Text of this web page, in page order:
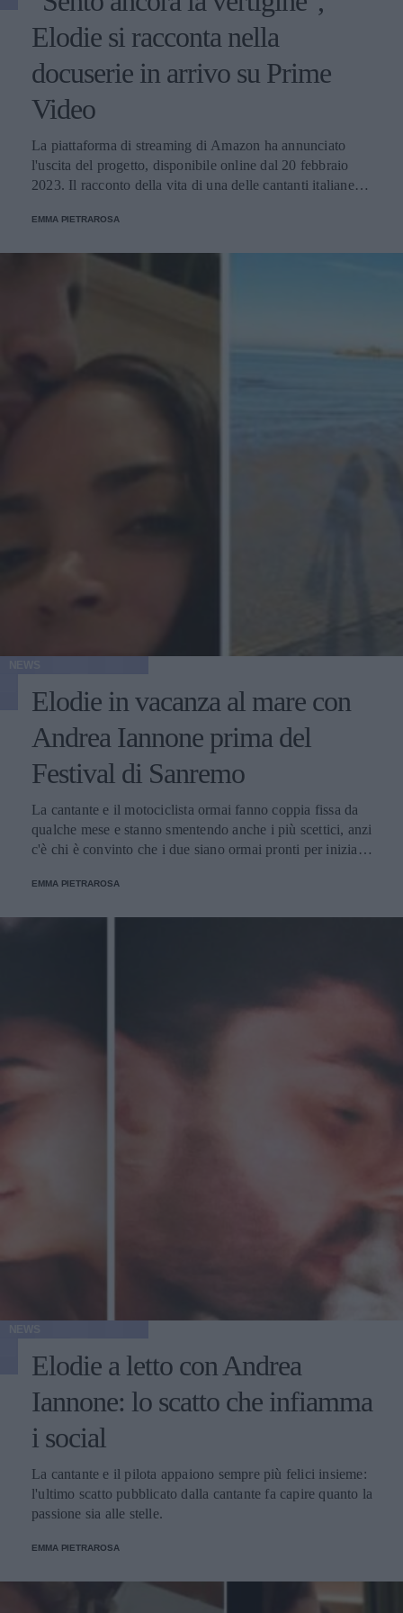
Elodie si racconta nella
docuserie in arrivo su Prime
Video
La piattaforma di streaming di Amazon ha annunciato
l'uscita del progetto, disponibile online dal 20 febbraio
2023. Il racconto della vita di una delle cantanti italiane
nuovo disco e la sua partecipazione al Festival di Sanremo.
EMMA PIETRAROSA
Elodie in vacanza al mare con
Andrea Iannone prima del
Festival di Sanremo
La cantante e il motociclista ormai fanno coppia fissa da
qualche mese e stanno smentendo anche i più scettici, anzi
c'è chi è convinto che i due siano ormai pronti per iniziare
EMMA PIETRAROSA
Elodie a letto con Andrea
Iannone: lo scatto che infiamma
i social
La cantante e il pilota appaiono sempre più felici insieme:
l'ultimo scatto pubblicato dalla cantante fa capire quanto la
passione sia alle stelle.
EMMA PIETRAROSA